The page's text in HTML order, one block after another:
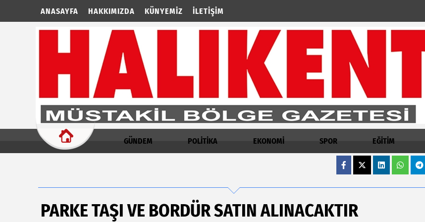
ANASAYFA HAKKIMIZDA KÜNYEMIZ İLETIŞIM
GÜNDEM POLİTİKA EKONOMİ SPOR EĞİTİM
PARKE TAŞI VE BORDÜR SATIN ALINACAKTIR